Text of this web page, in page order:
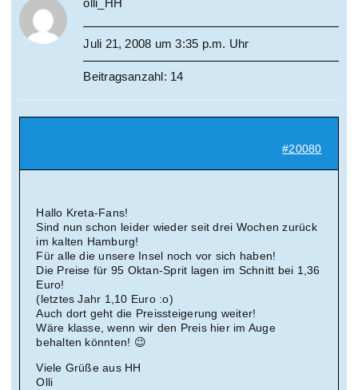
olli_HH
Juli 21, 2008 um 3:35 p.m. Uhr
Beitragsanzahl: 14
#20080
Hallo Kreta-Fans!
Sind nun schon leider wieder seit drei Wochen zurück
im kalten Hamburg!
Für alle die unsere Insel noch vor sich haben!
Die Preise für 95 Oktan-Sprit lagen im Schnitt bei 1,36
Euro!
(letztes Jahr 1,10 Euro :o)
Auch dort geht die Preissteigerung weiter!
Wäre klasse, wenn wir den Preis hier im Auge
behalten könnten! 😉
Viele Grüße aus HH
Olli